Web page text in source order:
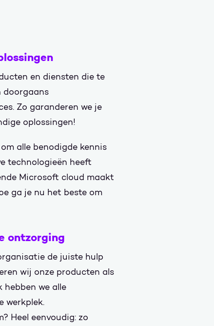
en diensten die te
doorgaans
Zo garanderen we je
oplossingen!
alle benodigde kennis
technologieën heeft
Microsoft cloud maakt
ga je nu het beste om
ontzorging
de juiste hulp
wij onze producten als
hebben we alle
werkplek.
Heel eenvoudig: zo